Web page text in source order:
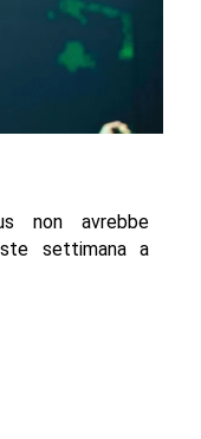
non avrebbe
settimana a